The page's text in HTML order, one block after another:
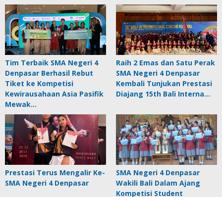
Tim Terbaik SMA Negeri 4
Denpasar Berhasil Rebut
Tiket ke Kompetisi
Kewirausahaan Asia Pasifik
Mewak…
Raih 2 Emas dan Satu Perak
SMA Negeri 4 Denpasar
Kembali Tunjukan Prestasi
Diajang 15th Bali Interna…
Prestasi Terus Mengalir Ke-
SMA Negeri 4 Denpasar
SMA Negeri 4 Denpasar
Wakili Bali Dalam Ajang
Kompetisi Student